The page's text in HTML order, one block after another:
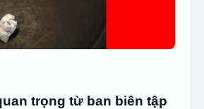
trọng từ ban biên tập